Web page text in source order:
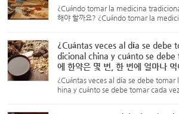
¿Cuándo tomar la medicina
해야 할까요? ¿Cuándo tomar la
o. T...
¿Cuántas veces al día se debe
dicional china y cuánto se
에 한약은 몇 번, 한 번에 얼마나
¿Cuántas veces al día se debe
hina y cuánto se debe tomar cada